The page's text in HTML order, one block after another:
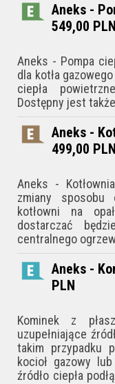
Aneks -
549,00 PLN
Aneks - Pompa
dla kotła
ciepła
Dostępny jest
Aneks -
499,00 PLN
Aneks -
zmiany sposobu
kotłowni na
dostarczać
centralnego
Aneks -
PLN
Kominek z
uzupełniające
takim przypadku
kocioł gazowy
źródło ciepła